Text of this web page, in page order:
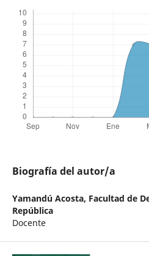
Biografía del autor/a
Yamandú Acosta, Facultad de
República
Docente